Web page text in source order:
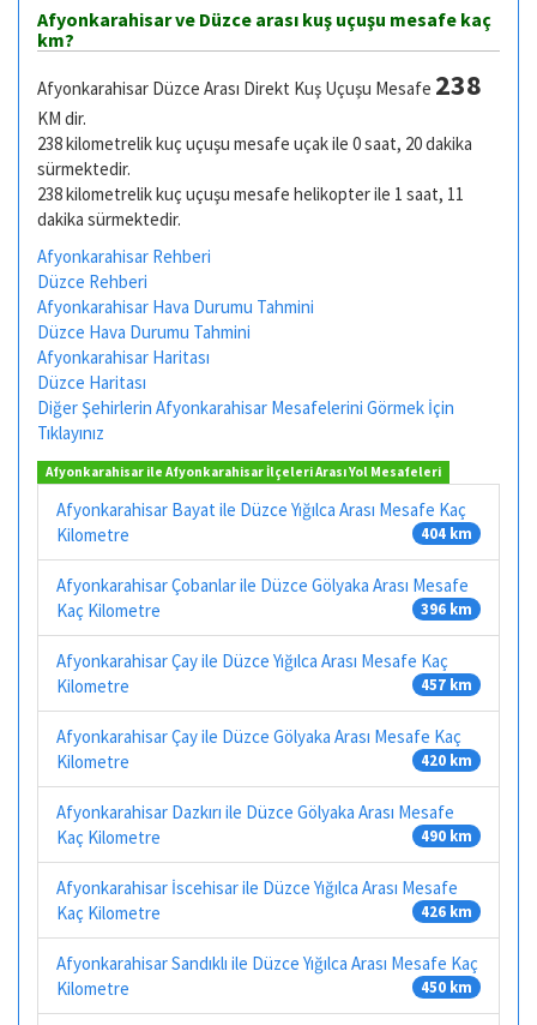
Afyonkarahisar ve Düzce arası kuş uçuşu mesafe kaç
km?
Afyonkarahisar Düzce Arası Direkt Kuş Uçuşu Mesafe 238
KM dir.
238 kilometrelik kuç uçuşu mesafe uçak ile 0 saat, 20 dakika
sürmektedir.
238 kilometrelik kuç uçuşu mesafe helikopter ile 1 saat, 11
dakika sürmektedir.
Afyonkarahisar Rehberi
Düzce Rehberi
Afyonkarahisar Hava Durumu Tahmini
Düzce Hava Durumu Tahmini
Afyonkarahisar Haritası
Düzce Haritası
Diğer Şehirlerin Afyonkarahisar Mesafelerini Görmek İçin
Tıklayınız
Afyonkarahisar ile Afyonkarahisar İlçeleri Arası Yol Mesafeleri
Afyonkarahisar Bayat ile Düzce Yığılca Arası Mesafe Kaç
Kilometre
404 km
Afyonkarahisar Çobanlar ile Düzce Gölyaka Arası Mesafe
Kaç Kilometre
396 km
Afyonkarahisar Çay ile Düzce Yığılca Arası Mesafe Kaç
Kilometre
457 km
Afyonkarahisar Çay ile Düzce Gölyaka Arası Mesafe Kaç
Kilometre
420 km
Afyonkarahisar Dazkırı ile Düzce Gölyaka Arası Mesafe
Kaç Kilometre
490 km
Afyonkarahisar İscehisar ile Düzce Yığılca Arası Mesafe
Kaç Kilometre
426 km
Afyonkarahisar Sandıklı ile Düzce Yığılca Arası Mesafe Kaç
Kilometre
450 km